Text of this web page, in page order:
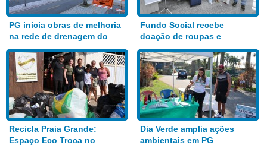
PG inicia obras de melhoria
na rede de drenagem do
Bairro Aviação
Fundo Social recebe
doação de roupas e
alimentos
Recicla Praia Grande:
Espaço Eco Troca no
Dia Verde amplia ações
ambientais em PG